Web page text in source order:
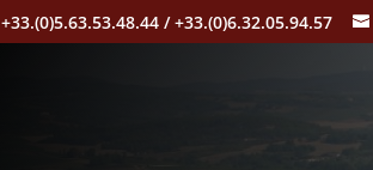
+33.(0)5.63.53.48.44 / +33.(0)6.32.05.94.57